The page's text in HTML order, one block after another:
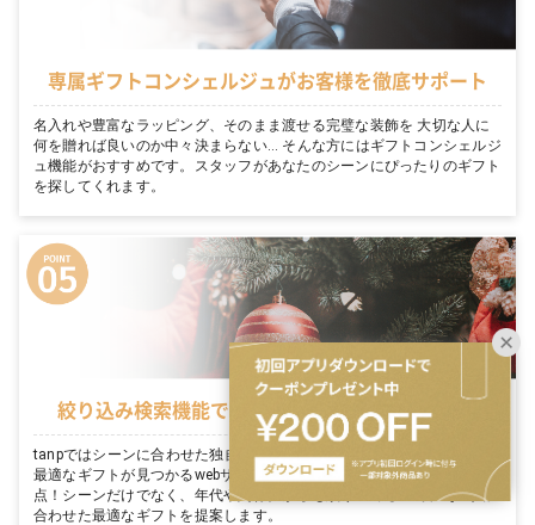
専属ギフトコンシェルジュがお客様を徹底サポート
名入れや豊富なラッピング、そのまま渡せる完璧な装飾を 大切な人に
何を贈れば良いのか中々決まらない… そんな方にはギフトコンシェルジ
ュ機能がおすすめです。スタッフがあなたのシーンにぴったりのギフト
を探してくれます。
絞り込み検索機能でシーンに適切なギフトを表示
tanpではシーンに合わせた独自の絞り込み検索機能がついています。
最適なギフトが見つかるwebサイトならではのサービスで探しやすさ満
点！シーンだけでなく、年代や関係性からも絞り込めるので、その人に
合わせた最適なギフトを提案します。